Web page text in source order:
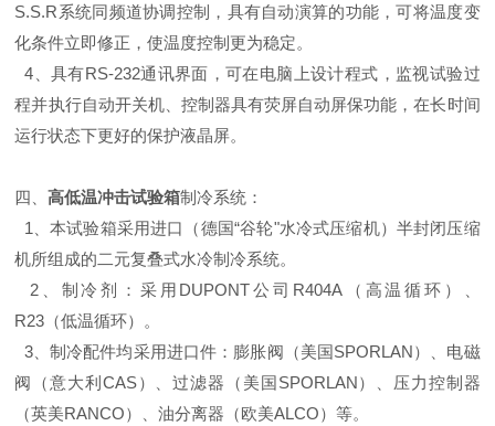
S.S.R系统同频道协调控制，具有自动演算的功能，可将温度变
化条件立即修正，使温度控制更为稳定。
4、具有RS-232通讯界面，可在电脑上设计程式，监视试验过
程并执行自动开关机、控制器具有荧屏自动屏保功能，在长时间
运行状态下更好的保护液晶屏。
四、高低温冲击试验箱制冷系统：
1、本试验箱采用进口（德国“谷轮"水冷式压缩机）半封闭压缩
机所组成的二元复叠式水冷制冷系统。
2、制冷剂：采用DUPONT公司R404A（高温循环）、
R23（低温循环）。
3、制冷配件均采用进口件：膨胀阀（美国SPORLAN）、电磁
阀（意大利CAS）、过滤器（美国SPORLAN）、压力控制器
（英美RANCO）、油分离器（欧美ALCO）等。